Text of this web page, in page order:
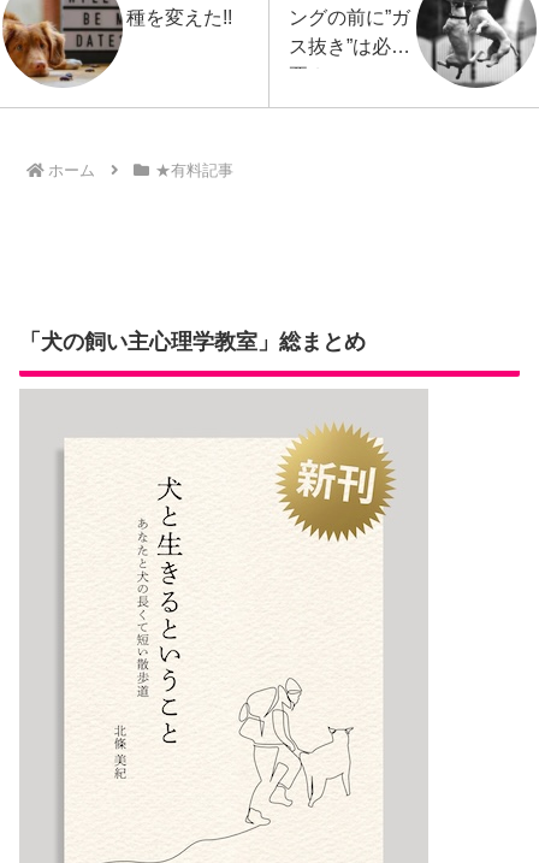
種を変えた!!
ングの前に”ガ
ス抜き”は必
要？
ホーム ★有料記事
「犬の飼い主心理学教室」総まとめ